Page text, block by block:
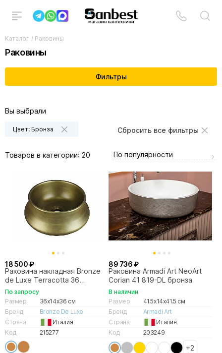
Каталог / Раковины
Раковины
Фильтры
Вы выбрали
Цвет: Бронза Сбросить все фильтры
Товаров в категории: 20 По популярности
18 500 ₽
Раковина накладная Bronze
de Luxe Terracotta 36
1347MQ бронза
По запросу
Размер
36x14x36 см
Бренд
Bronze De Luxe
Страна
Италия
Код
215277
89 736 ₽
Раковина Armadi Art NeoArt
Corian 41 819-DL бронза
В наличии
Размер
41.5x14x41.5 см
Бренд
Armadi Art
Страна
Италия
Код
203249
+2